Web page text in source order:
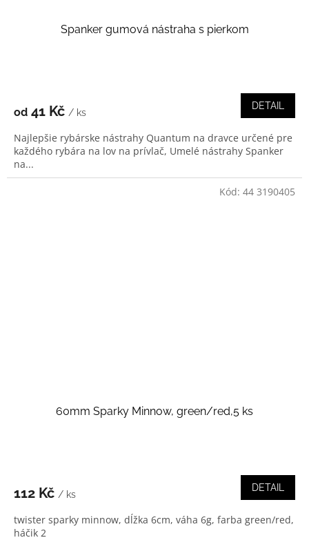
Spanker gumová nástraha s pierkom
od 41 Kč / ks
DETAIL
Najlepšie rybárske nástrahy Quantum na dravce určené pre
každého rybára na lov na prívlač, Umelé nástrahy Spanker
na...
60mm Sparky Minnow, green/red,5 ks
112 Kč / ks
DETAIL
twister sparky minnow, dĺžka 6cm, váha 6g, farba green/red,
háčik 2
Kód: 44 3190405